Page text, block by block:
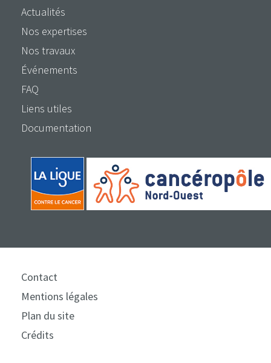
Actualités
Nos expertises
Nos travaux
Événements
FAQ
Liens utiles
Documentation
Contact
Mentions légales
Plan du site
Crédits